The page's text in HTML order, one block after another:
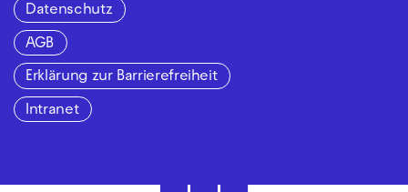
Datenschutz
AGB
Erklärung zur Barrierefreiheit
Intranet